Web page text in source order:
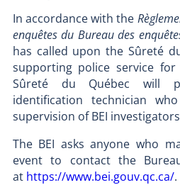
In accordance with the
enquêtes du Bureau des
has called upon the Sûreté
supporting police service
Sûreté du Québec will
identification technician
supervision of BEI
The BEI asks anyone who
event to contact the
at https://www.bei.gouv.qc.ca/.